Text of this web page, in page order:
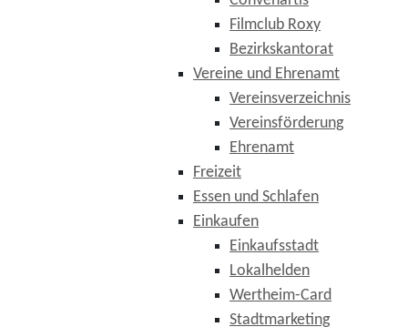
Filmclub Roxy
Bezirkskantorat
Vereine und Ehrenamt
Vereinsverzeichnis
Vereinsförderung
Ehrenamt
Freizeit
Essen und Schlafen
Einkaufen
Einkaufsstadt
Lokalhelden
Wertheim-Card
Stadtmarketing